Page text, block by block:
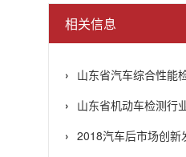
相关信息
山东省汽车综合性能
山东省机动车检测行
2018汽车后市场创新